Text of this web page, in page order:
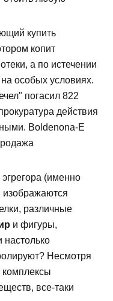
купить
копит
а по истечении
особых условиях.
погасил 822
действия
Boldenona-E
(именно
изображаются
различные
и фигуры,
Несмотря
комплексы
все-таки